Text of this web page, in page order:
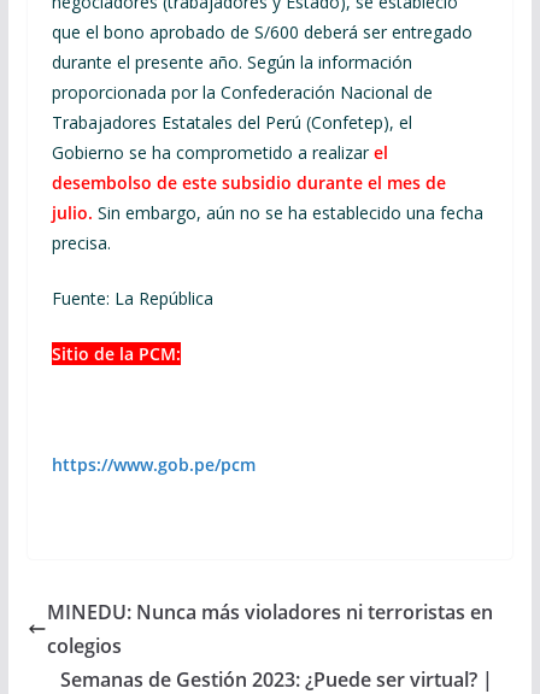
que el bono aprobado de S/600 deberá ser entregado
durante el presente año. Según la información
proporcionada por la Confederación Nacional de
Trabajadores Estatales del Perú (Confetep), el
Gobierno se ha comprometido a realizarel
desembolso de este subsidio durante el mes de
julio. Sin embargo, aún no se ha establecido una fecha
precisa.
Fuente: La República
Sitio de la PCM:
https://www.gob.pe/pcm
MINEDU: Nunca más violadores ni terroristas en
colegios
Semanas de Gestión 2023: ¿Puede ser virtual? |